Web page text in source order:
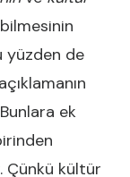
yüzden de
ek
Çünkü kültür